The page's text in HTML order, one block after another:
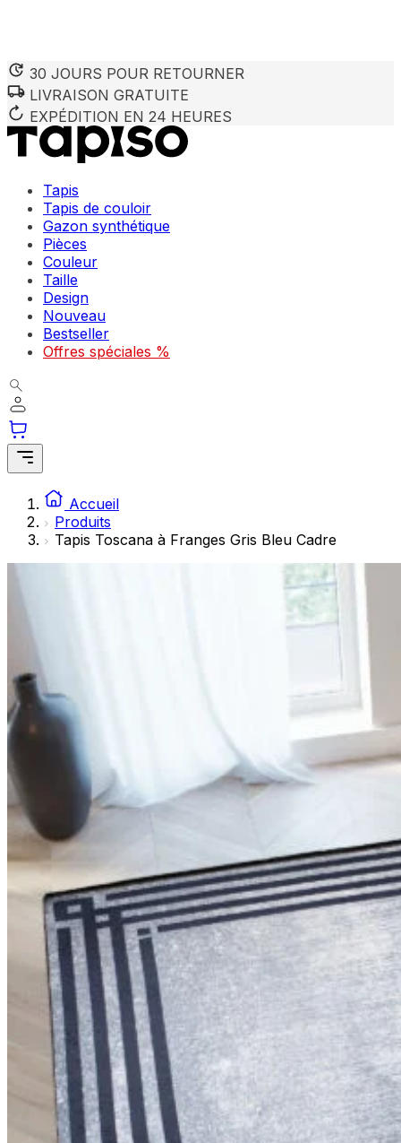
30 JOURS POUR RETOURNER
LIVRAISON GRATUITE
EXPÉDITION EN 24 HEURES
Tapis
Tapis de couloir
Gazon synthétique
Pièces
Couleur
Taille
Design
Nouveau
Bestseller
Offres spéciales %
Accueil
Produits
Tapis Toscana à Franges Gris Bleu Cadre
Nous utilisons des cookies pour personnaliser le contenu
partenaires peuvent combiner ces informations avec
utilisation de leurs services.
Les cookies indispensables sont cruciaux pour les
Les cookies liés aux préférences permettent au site de
comme votre langue préférée ou la région dans laquelle
Les cookies marketing sont utilisés pour suivre les
engageantes pour l'utilisateur individuel et, par
Les cookies non classés sont des cookies qui sont en